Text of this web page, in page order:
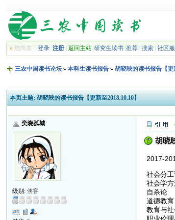
» 您尚未登录 注册 |返回主站 |研究生读书 |推荐 |搜索 |社区
三农中国读书论坛 »本科生读书报告 »胡晓映的读书报告【更
本页主题: 胡晓映的读书报告【更新至2018.10.10】
奕晓孤城
级别:侠客
胡晓
2017-
社会分
社会学
自杀论
道德教育
教育与
职业伦